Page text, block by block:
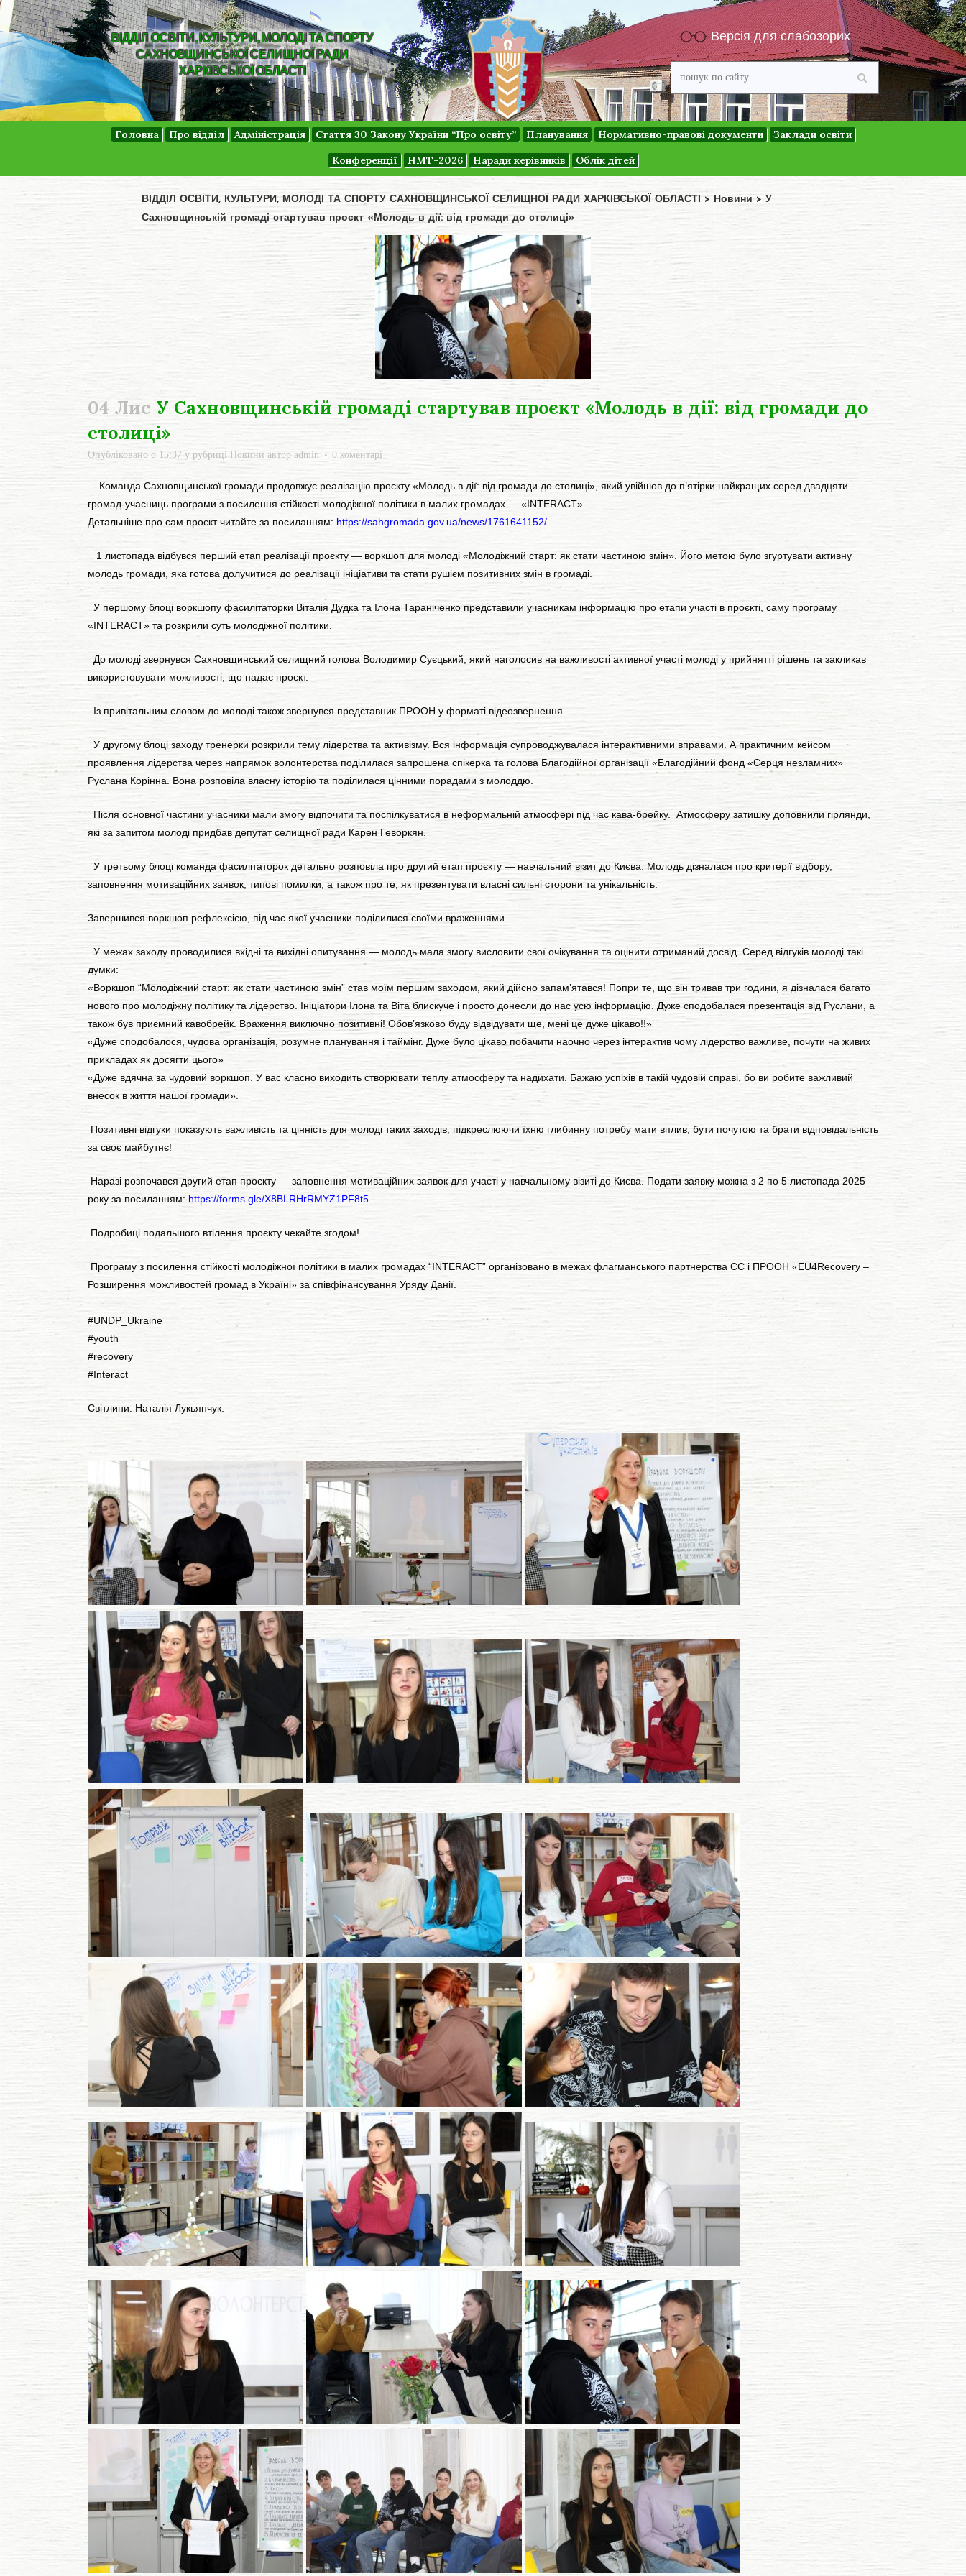
ВІДДІЛ ОСВІТИ, КУЛЬТУРИ, МОЛОДІ ТА СПОРТУ
САХНОВЩИНСЬКОЇ СЕЛИЩНОЇ РАДИ
ХАРКІВСЬКОЇ ОБЛАСТІ
Версія для слабозорих
Головна Про відділ Адміністрація Стаття 30 Закону України “Про освіту” Планування Нормативно-правові документи
Заклади освіти
Конференції
НМТ-2026 Наради керівників Облік дітей
ВІДДІЛ ОСВІТИ, КУЛЬТУРИ, МОЛОДІ ТА СПОРТУ САХНОВЩИНСЬКОЇ СЕЛИЩНОЇ РАДИ ХАРКІВСЬКОЇ ОБЛАСТІ > Новини> У
Сахновщинській громаді стартував проєкт «Молодь в дії: від громади до столиці»
04 Лис У Сахновщинській громаді стартував проєкт «Молодь в дії: від громади до
столиці»
Опубліковано о 15:37 у рубриці Новини автор admin 0 коментарі
Команда Сахновщинської громади продовжує реалізацію проєкту «Молодь в дії: від громади до столиці», який увійшов до п’ятірки найкращих серед двадцяти
громад-учасниць програми з посилення стійкості молодіжної політики в малих громадах — «INTERACT».
Детальніше про сам проєкт читайте за посиланням: https://sahgromada.gov.ua/news/1761641152/.
1 листопада відбувся перший етап реалізації проєкту — воркшоп для молоді «Молодіжний старт: як стати частиною змін». Його метою було згуртувати активну
молодь громади, яка готова долучитися до реалізації ініціативи та стати рушієм позитивних змін в громаді.
У першому блоці воркшопу фасилітаторки Віталія Дудка та Ілона Тараніченко представили учасникам інформацію про етапи участі в проєкті, саму програму
«INTERACT» та розкрили суть молодіжної політики.
До молоді звернувся Сахновщинський селищний голова Володимир Суєцький, який наголосив на важливості активної участі молоді у прийнятті рішень та закликав
використовувати можливості, що надає проєкт.
Із привітальним словом до молоді також звернувся представник ПРООН у форматі відеозвернення.
У другому блоці заходу тренерки розкрили тему лідерства та активізму. Вся інформація супроводжувалася інтерактивними вправами. А практичним кейсом
проявлення лідерства через напрямок волонтерства поділилася запрошена спікерка та голова Благодійної організації «Благодійний фонд «Серця незламних»
Руслана Корінна. Вона розповіла власну історію та поділилася цінними порадами з молоддю.
Після основної частини учасники мали змогу відпочити та поспілкуватися в неформальній атмосфері під час кава-брейку. Атмосферу затишку доповнили гірлянди,
які за запитом молоді придбав депутат селищної ради Карен Геворкян.
У третьому блоці команда фасилітаторок детально розповіла про другий етап проєкту — навчальний візит до Києва. Молодь дізналася про критерії відбору,
заповнення мотиваційних заявок, типові помилки, а також про те, як презентувати власні сильні сторони та унікальність.
Завершився воркшоп рефлексією, під час якої учасники поділилися своїми враженнями.
У межах заходу проводилися вхідні та вихідні опитування — молодь мала змогу висловити свої очікування та оцінити отриманий досвід. Серед відгуків молоді такі
думки:
«Воркшоп “Молодіжний старт: як стати частиною змін” став моїм першим заходом, який дійсно запам’ятався! Попри те, що він тривав три години, я дізналася багато
нового про молодіжну політику та лідерство. Ініціатори Ілона та Віта блискуче і просто донесли до нас усю інформацію. Дуже сподобалася презентація від Руслани, а
також був приємний кавобрейк. Враження виключно позитивні! Обовʼязково буду відвідувати ще, мені це дуже цікаво!!»
«Дуже сподобалося, чудова організація, розумне планування і таймінг. Дуже було цікаво побачити наочно через інтерактив чому лідерство важливе, почути на живих
прикладах як досягти цього»
«Дуже вдячна за чудовий воркшоп. У вас класно виходить створювати теплу атмосферу та надихати. Бажаю успіхів в такій чудовій справі, бо ви робите важливий
внесок в життя нашої громади».
Позитивні відгуки показують важливість та цінність для молоді таких заходів, підкреслюючи їхню глибинну потребу мати вплив, бути почутою та брати відповідальність
за своє майбутнє!
Наразі розпочався другий етап проєкту — заповнення мотиваційних заявок для участі у навчальному візиті до Києва. Подати заявку можна з 2 по 5 листопада 2025
року за посиланням:https://forms.gle/X8BLRHrRMYZ1PF8t5
Подробиці подальшого втілення проєкту чекайте згодом!
Програму з посилення стійкості молодіжної політики в малих громадах “INTERACT” організовано в межах флагманського партнерства ЄС і ПРООН «EU4Recovery –
Розширення можливостей громад в Україні» за співфінансування Уряду Данії.
#UNDP_Ukraine
#youth
#recovery
#Interact
Світлини: Наталія Лукьянчук.